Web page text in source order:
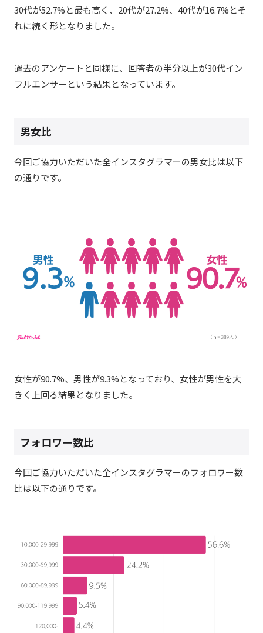
30代が52.7%と最も高く、20代が27.2%、40代が16.7%とそ
れに続く形となりました。
過去のアンケートと同様に、回答者の半分以上が30代イン
フルエンサーという結果となっています。
男女比
今回ご協力いただいた全インスタグラマーの男女比は以下
の通りです。
女性が90.7%、男性が9.3%となっており、女性が男性を大
きく上回る結果となりました。
フォロワー数比
今回ご協力いただいた全インスタグラマーのフォロワー数
比は以下の通りです。